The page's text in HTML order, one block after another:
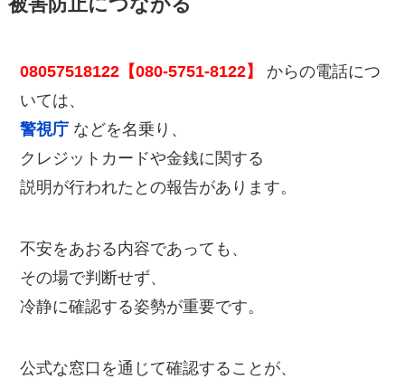
被害防止につながる
08057518122【080-5751-8122】
からの電話につ
いては、
警視庁 などを名乗り、
クレジットカードや金銭に関する
説明が行われたとの報告があります。
不安をあおる内容であっても、
その場で判断せず、
冷静に確認する姿勢が重要です。
公式な窓口を通じて確認することが、